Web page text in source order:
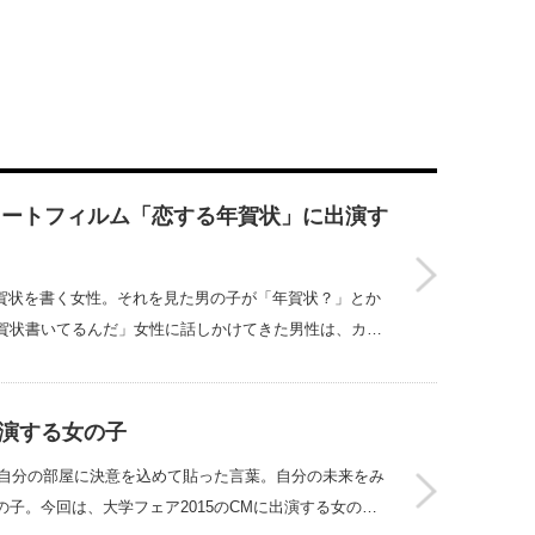
フィルム「恋する年賀状」に出演す
を書く女性。それを見た男の子が「年賀状？」とか
状書いてるんだ」女性に話しかけてきた男性は、カ…
する女の子
の部屋に決意を込めて貼った言葉。自分の未来をみ
子。今回は、大学フェア2015のCMに出演する女の…